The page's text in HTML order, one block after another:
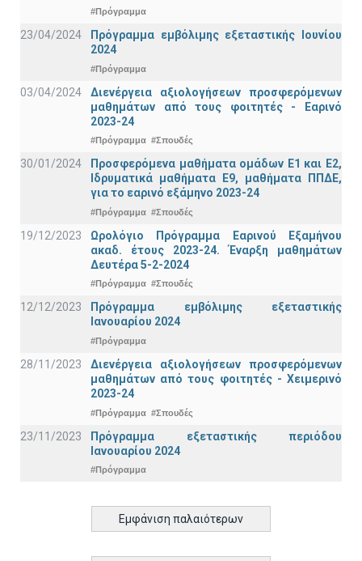
#Πρόγραμμα
23/04/2024
Πρόγραμμα εμβόλιμης εξεταστικής Ιουνίου
2024
#Πρόγραμμα
03/04/2024
Διενέργεια αξιολογήσεων προσφερόμενων
μαθημάτων από τους φοιτητές - Εαρινό
2023-24
#Πρόγραμμα #Σπουδές
30/01/2024
Προσφερόμενα μαθήματα ομάδων Ε1 και Ε2,
Ιδρυματικά μαθήματα Ε9, μαθήματα ΠΠΔΕ,
για το εαρινό εξάμηνο 2023-24
#Πρόγραμμα #Σπουδές
19/12/2023
Ωρολόγιο Πρόγραμμα Εαρινού Εξαμήνου
ακαδ. έτους 2023-24. Έναρξη μαθημάτων
Δευτέρα 5-2-2024
#Πρόγραμμα #Σπουδές
12/12/2023
Πρόγραμμα εμβόλιμης εξεταστικής
Ιανουαρίου 2024
#Πρόγραμμα
28/11/2023
Διενέργεια αξιολογήσεων προσφερόμενων
μαθημάτων από τους φοιτητές - Χειμερινό
2023-24
#Πρόγραμμα #Σπουδές
23/11/2023
Πρόγραμμα εξεταστικής περιόδου
Ιανουαρίου 2024
#Πρόγραμμα
Εμφάνιση παλαιότερων